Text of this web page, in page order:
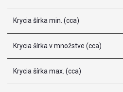
Krycia šírka min. (cca)
Krycia šírka v množstve (cca)
Krycia šírka max. (cca)